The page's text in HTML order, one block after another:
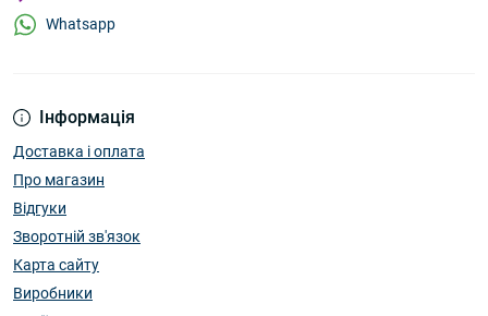
Інформація
Доставка і оплата
Про магазин
Відгуки
Зворотній зв'язок
Карта сайту
Виробники
Whatsapp